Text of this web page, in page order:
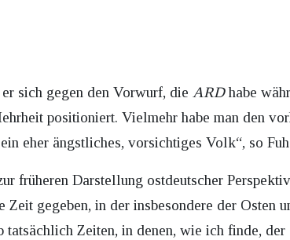
sich gegen den Vorwurf, die ARDhabe
positioniert. Vielmehr habe man den
eher ängstliches, vorsichtiges Volk“, so
früheren Darstellung ostdeutscher
Zeit gegeben, in der insbesondere der Osten
tatsächlich Zeiten, in denen, wie ich finde,